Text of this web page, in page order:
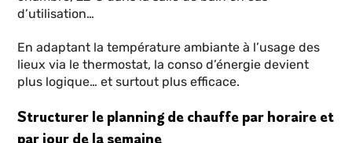
d’utilisation…
En adaptant la température ambiante à l’usage des
lieux via le thermostat, la conso d’énergie devient
plus logique… et surtout plus efficace.
Structurer le planning de chauffe par horaire et
par jour de la semaine